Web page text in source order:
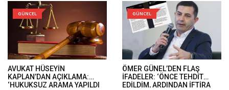
GÜNCEL
AVUKAT HÜSEYİN
KAPLAN’DAN AÇIKLAMA:
‘HUKUKSUZ ARAMA YAPILDI
GÜNCEL
ÖMER GÜNEL’DEN FLAŞ
İFADELER: ‘ÖNCE TEHDİT
EDİLDİM, ARDINDAN İFTİRA